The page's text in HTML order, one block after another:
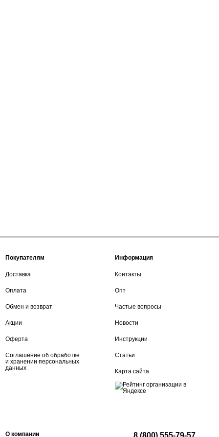
Покупателям
Доставка
Оплата
Обмен и возврат
Акции
Оферта
Соглашение об обработке
и хранении персональных
данных
Информация
Контакты
Опт
Частые вопросы
Новости
Инструкции
Статьи
Карта сайта
О компании 8 (800) 555-79-57